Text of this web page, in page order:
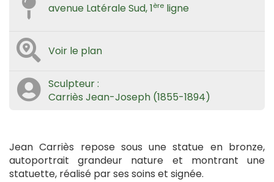
avenue Latérale Sud, 1ère ligne
Voir le plan
Sculpteur :
Carriès Jean-Joseph (1855-1894)
Jean Carriès repose sous une statue en bronze,
autoportrait grandeur nature et montrant une
statuette, réalisé par ses soins et signée.